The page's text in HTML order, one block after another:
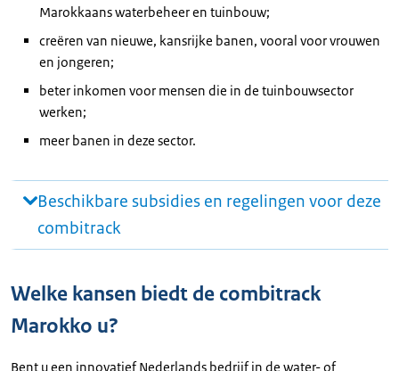
Marokkaans waterbeheer en tuinbouw;
creëren van nieuwe, kansrijke banen, vooral voor vrouwen
en jongeren;
beter inkomen voor mensen die in de tuinbouwsector
werken;
meer banen in deze sector.
Beschikbare subsidies en regelingen voor deze
combitrack
Welke kansen biedt de combitrack
Marokko u?
Bent u een innovatief Nederlands bedrijf in de water- of